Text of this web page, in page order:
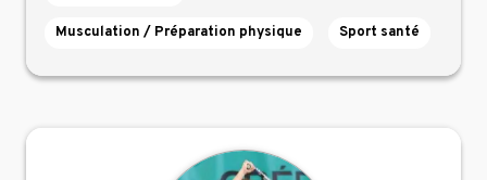
Musculation / Préparation physique Sport santé